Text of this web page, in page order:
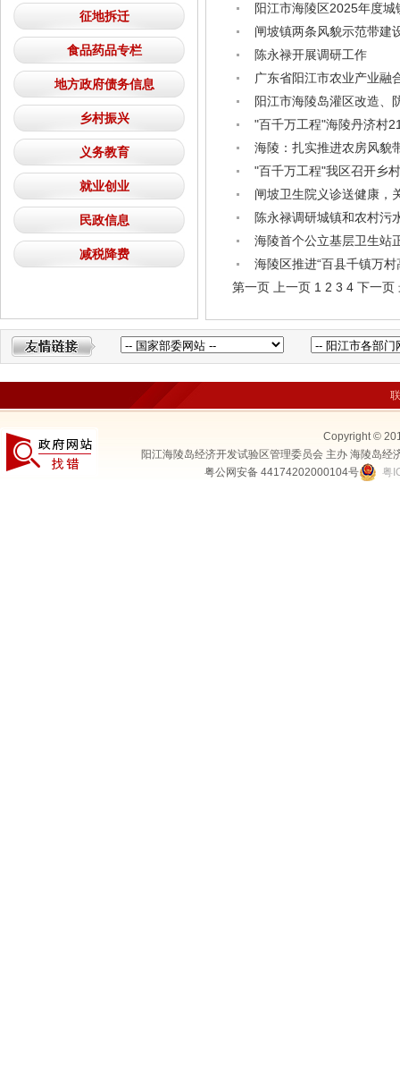
征地拆迁
食品药品专栏
地方政府债务信息
乡村振兴
义务教育
就业创业
民政信息
减税降费
阳江市海陵区2025年度
闸坡镇两条风貌示范带建
陈永禄开展调研工作
广东省阳江市农业产业融
阳江市海陵岛灌区改造、
"百千万工程"海陵丹济村
海陵：扎实推进农房风貌
"百千万工程"我区召开乡
闸坡卫生院义诊送健康，
陈永禄调研城镇和农村污
海陵首个公立基层卫生站
海陵区推进“百县千镇万
第一页
上一页 1 2 3 4 下一页
Copyright ©
阳江海陵岛经济开发试验区管理委员会 主办 海陵岛
粤公网安备 44174202000104号
粤